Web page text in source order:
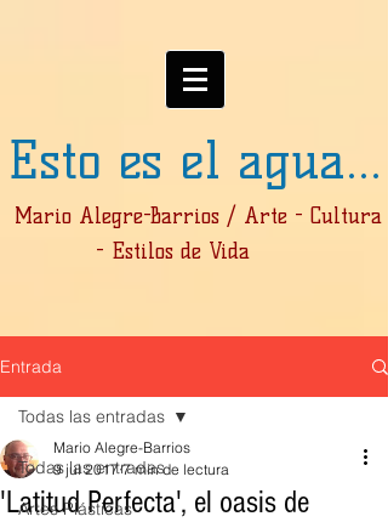
Esto es el agua...
Mario Alegre-Barrios / Arte - Cultura
- Estilos de Vida
Entrada
Todas las entradas
Artes Plásticas
Todas las entradas
'Latitud Perfecta', el oasis de
Mario Alegre-Barrios
9 jul 2017 7 min de lectura